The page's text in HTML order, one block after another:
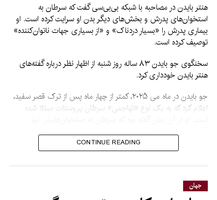
هنتر بایدن در مصاحبه با شبکه بی‌بی‌سی گفت که سرطان به
استخوان‌های پدرش و بخش‌های دیگر بدن او سرایت کرده است. او
بیماری پدرش را «بسیار دردناک» و «از بسیاری جهات ناتوان‌کننده»
توصیف کرده است.
سخنگوی جو بایدن ۸۳ ساله روز شنبه از اظهار نظر درباره گفته‌های
هنتر بایدن خودداری کرد.
جو بایدن در ماه می ۲۰۲۵، کمتر از چهار ماه پس از ترک قصر سفید،
اعلام کرد که به یک نوع «تهاجمی» سرطان پروستات مبتلا شده
گسترش یافته است.
سخنگوی بایدن در ماه اکتوبر گفته بود که او تحت تداوی رادیوتراپی و
هورمونی قرار دارد.
مسن‌ترین فردی بود که به ریاست‌جمهوری امریکا انتخاب شد.
CONTINUE READING
جهان